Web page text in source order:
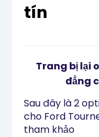
tín
Trang bị lại
đẳng
Sau đây là 2
cho Ford
tham khảo